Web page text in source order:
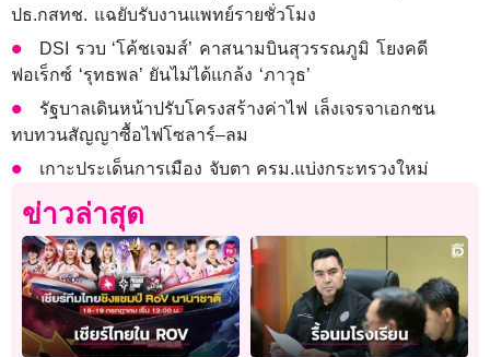
ปธ.กสทช. แฉยับรับงานแพทย์รายชั่วโมง
DSI รวบ ‘โค้ชเจมส์’ คาสนามบินสุวรรณภูมิ โยงคดี
ฟอเร็กซ์ ‘รุทธพล’ ยันไม่ได้แกล้ง ‘ภาวุธ’
รัฐบาลเดินหน้าปรับโครงสร้างค่าไฟ เล็งเจรจาเอกชน
ทบทวนสัญญาซื้อไฟโซลาร์–ลม
เกาะประเด็นการเมือง จับตา ครม.แบ่งกระทรวงใหม่
ข่าวล่าสุด